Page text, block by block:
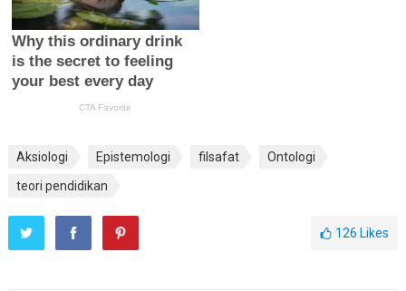
Aksiologi Epistemologi filsafat
Ontologi
teori pendidikan
126 Likes